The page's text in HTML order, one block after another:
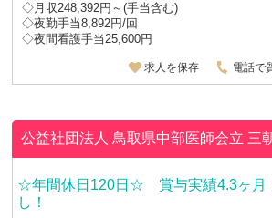
◇月収248,392円～(手当含む)
◇夜勤手当8,892円/回
◇夜間看護手当25,600円
求人を保存 電話で
公益社団法人 鳥取県中部医師会立 三
☆年間休日120日☆ 賞与実績4.3ヶ月
し！